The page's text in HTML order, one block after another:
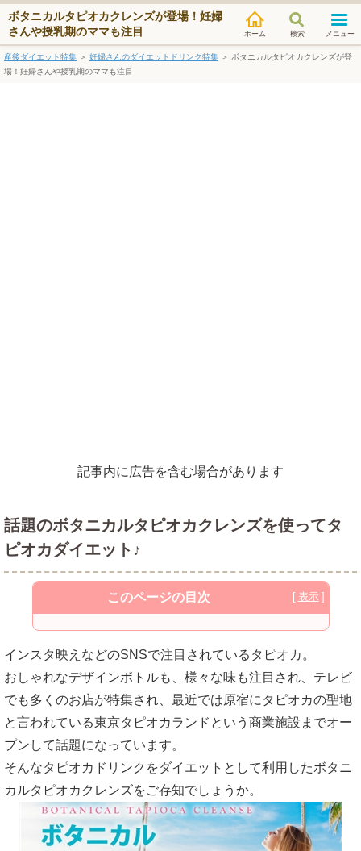
ボタニカルタピオカクレンズが登場！妊婦
さんや授乳期のママも注目
検索 メニュー
産後ダイエット特集 ＞ 妊婦さんのダイエットドリンク特集 ＞ ボタニカルタピオカクレンズが登
場！妊婦さんや授乳期のママも注目
記事内に広告を含む場合があります
話題のボタニカルタピオカクレンズを使ってタ
ピオカダイエット♪
このページの目次
ういったものがあるの？
ボタニカルタピオカクレンズは空腹感が感
じにくいの？
ボタニカルタピオカクレンズの味やカロリ
ーは？
ボタニカルタピオカクレンズは妊娠中や授
乳中のママでも飲めるの？
インスタ映えなどのSNSで注目されているタピオカ。
おしゃれなデザインボトルも、様々な味も注目され、テレビ
でも多くのお店が特集され、最近では原宿にタピオカの聖地
と言われている東京タピオカランドという商業施設までオー
プンして話題になっています。
そんなタピオカドリンクをダイエットとして利用したボタニ
カルタピオカクレンズをご存知でしょうか。